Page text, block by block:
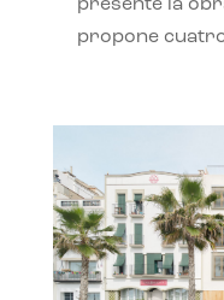
presente la
propone